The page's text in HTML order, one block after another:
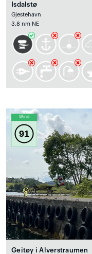
Isdalstø
Gjestehavn
3.8 nm NE
Wind
91
Geitøy i Alverstraumen